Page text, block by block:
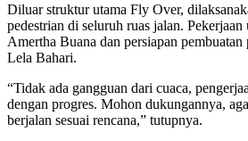
Diluar struktur utama Fly Over,
pedestrian di seluruh ruas jalan.
Amertha Buana dan persiapan
Lela Bahari.
“Tidak ada gangguan dari cuaca,
dengan progres. Mohon dukungannya,
berjalan sesuai rencana,” tutupnya.